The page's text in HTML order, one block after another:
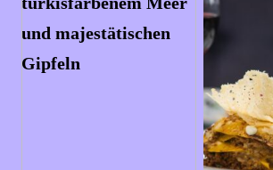
und majestätischen
Gipfeln